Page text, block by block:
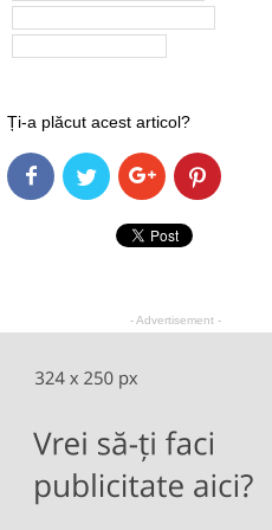
Ți-a plăcut acest articol?
- Advertisement -